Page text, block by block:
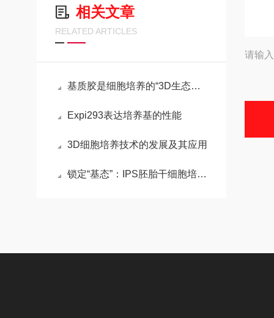
相关文章
RELATED ARTICLES
基质胶是细胞培养的“3D生态模拟器”，解锁组织工程新维度
Expi293表达培养基的性能
3D细胞培养技术的发展及其应用
锁定“基态”：IPS胚胎干细胞培养基的化学重编程术
请输